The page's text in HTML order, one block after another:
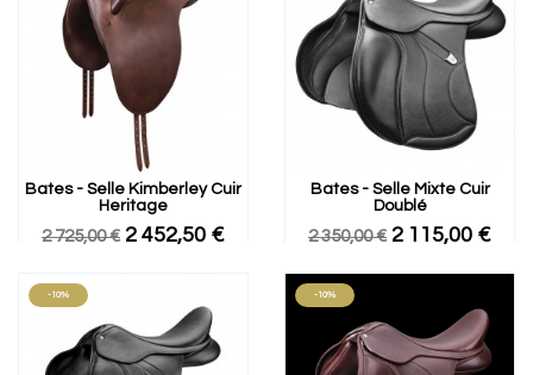
Bates - Selle Kimberley Cuir
Heritage
2 725,00 € 2 452,50 €
Bates - Selle Mixte Cuir
Doublé
2 350,00 € 2 115,00 €
-10% -10%